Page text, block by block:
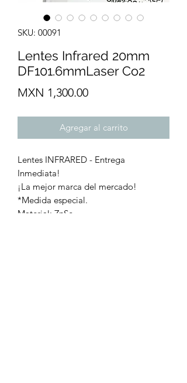
SKU: 00091
Lentes Infrared 20mm
DF101.6mmLaser Co2
MXN 1,300.00Precio
Agregar al carrito
Lentes INFRARED - Entrega
Inmediata!
¡La mejor marca del mercado!
*Medida especial.
Material: ZnSe